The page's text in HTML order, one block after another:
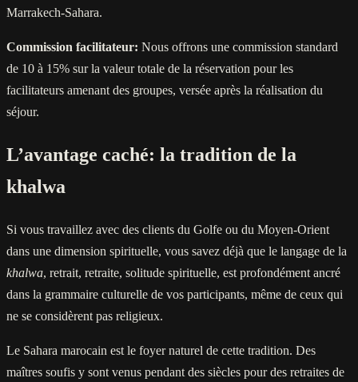
Marrakech-Sahara.
Commission facilitateur: Nous offrons une commission standard
de 10 à 15% sur la valeur totale de la réservation pour les
facilitateurs amenant des groupes, versée après la réalisation du
séjour.
L’avantage caché: la tradition de la
khalwa
Si vous travaillez avec des clients du Golfe ou du Moyen-Orient
dans une dimension spirituelle, vous savez déjà que le langage de la
khalwa, retrait, retraite, solitude spirituelle, est profondément ancré
dans la grammaire culturelle de vos participants, même de ceux qui
ne se considèrent pas religieux.
Le Sahara marocain est le foyer naturel de cette tradition. Des
maîtres soufis y sont venus pendant des siècles pour des retraites de